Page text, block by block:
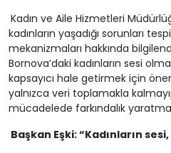
Kadın ve Aile Hizmetleri
kadınların yaşadığı sorunları
mekanizmaları hakkında
Bornova’daki kadınların sesi
kapsayıcı hale getirmek için
yalnızca veri toplamakla
mücadelede farkındalık
Başkan Eşki: “Kadınların